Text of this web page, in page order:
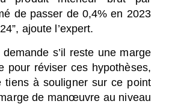
de passer de 0,4% en 2023
ajoute l’expert.
s’il reste une marge
pour réviser ces hypothèses,
tiens à souligner sur ce point
de manœuvre au niveau